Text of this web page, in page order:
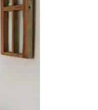
o desliza el dedo.